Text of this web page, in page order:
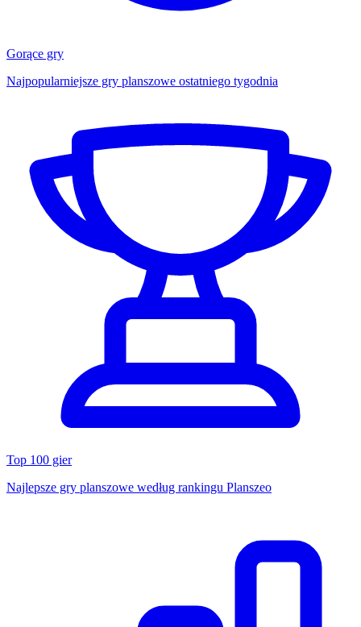
Gorące gry
Najpopularniejsze gry planszowe ostatniego tygodnia
Top 100 gier
Najlepsze gry planszowe według rankingu Planszeo